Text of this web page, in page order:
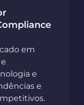
em
e
e